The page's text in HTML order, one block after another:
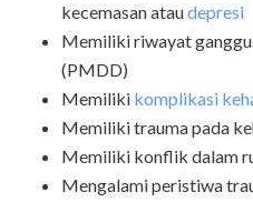
kecemasan ataudepresi
Memiliki riwayat
(PMDD)
Memiliki komplikasi
Memiliki trauma pada
Memiliki konflik dalam
Mengalami peristiwa